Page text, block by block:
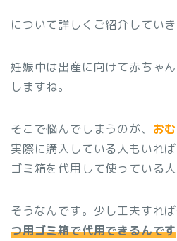
について詳しくご紹介していき
妊娠中は出産に向けて赤ちゃ
しますね。
そこで悩んでしまうのが、 お
実際に購入している人もいれ
ゴミ箱を代用して使っている人
そうなんです。少し工夫すれば
つ用ゴミ箱で代用できるんです